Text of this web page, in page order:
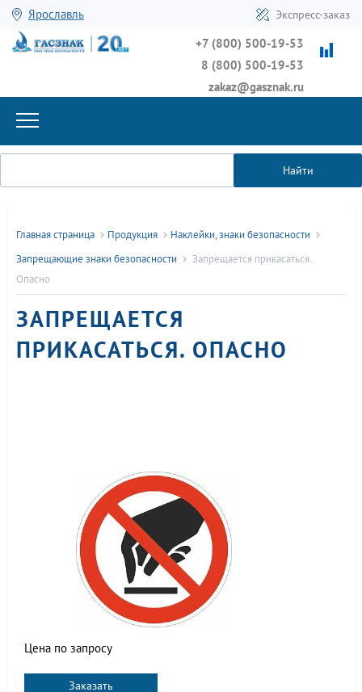
Ярославль Экспресс-заказ
+7 (800) 500-19-53
8 (800) 500-19-53
zakaz@gasznak.ru
Найти
Главная страница Продукция
Наклейки, знаки безопасности
Запрещающие знаки безопасности
Запрещается прикасаться.
Опасно
ЗАПРЕЩАЕТСЯ
ПРИКАСАТЬСЯ. ОПАСНО
Цена по запросу
Заказать